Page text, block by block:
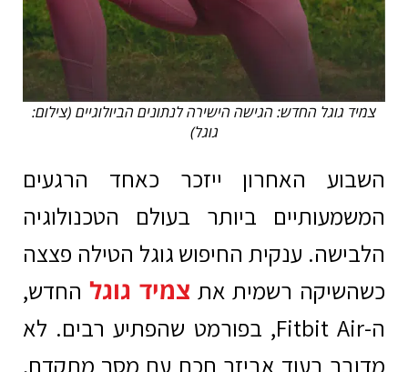
צמיד גוגל החדש: הגישה הישירה לנתונים הביולוגיים (צילום:
גוגל)
השבוע האחרון ייזכר כאחד הרגעים
המשמעותיים ביותר בעולם הטכנולוגיה
הלבישה. ענקית החיפוש גוגל הטילה פצצה
כשהשיקה רשמית את צמיד גוגל החדש,
ה-Fitbit Air, בפורמט שהפתיע רבים. לא
מדובר בעוד אביזר חכם עם מסך מתקדם,